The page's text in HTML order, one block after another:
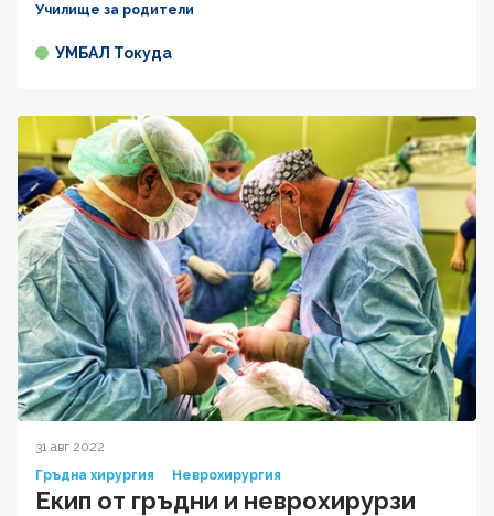
Училище за родители
УМБАЛ Токуда
31 авг 2022
Гръдна хирургия
Неврохирургия
Екип от гръдни и неврохирурзи